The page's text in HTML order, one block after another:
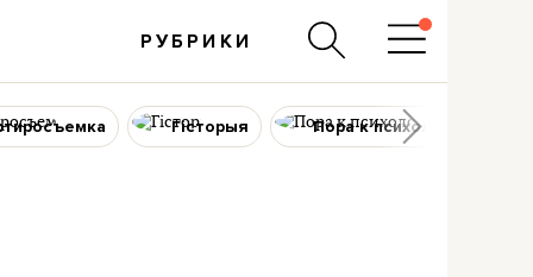
РУБРИКИ
Гісторыя Пора к психологу